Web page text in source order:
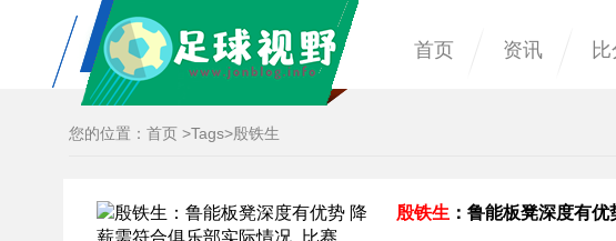
首页 资讯
您的位置： 首页 >Tags>殷铁生
殷铁生 ：鲁能板凳深度有